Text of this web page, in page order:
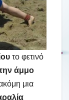
το φετινό
άμμο
μια